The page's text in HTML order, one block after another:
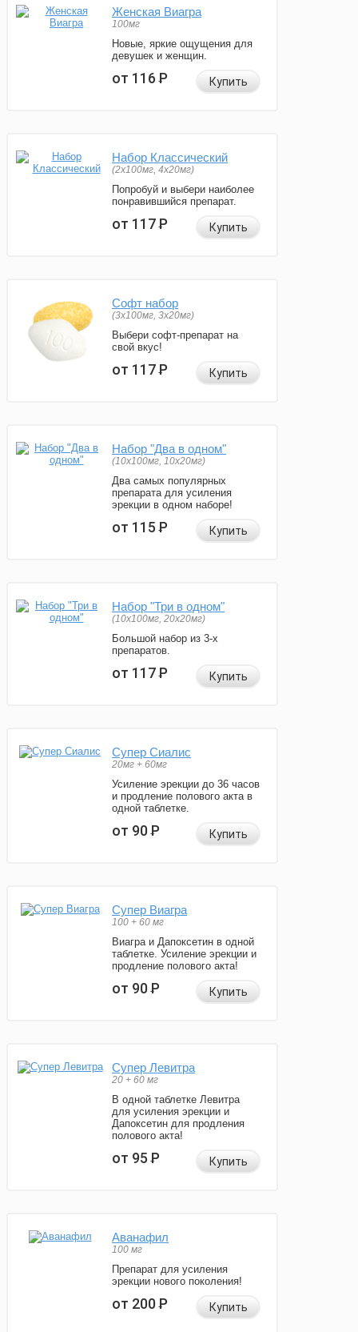
Женская Виагра
100мг
Новые, яркие ощущения для
девушек и женщин.
от 116Р Купить
Набор Классический
(2x100мг, 4x20мг)
Попробуй и выбери наиболее
понравившийся препарат.
от 117Р Купить
Софт набор
(3x100мг, 3x20мг)
Выбери софт-препарат на
свой вкус!
от 117Р Купить
Набор "Два в одном"
(10x100мг, 10x20мг)
Два самых популярных
препарата для усиления
эрекции в одном наборе!
от 115Р Купить
Набор "Три в одном"
(10x100мг, 20x20мг)
Большой набор из 3-х
препаратов.
от 117Р Купить
Супер Сиалис
20мг + 60мг
Усиление эрекции до 36 часов
и продление полового акта в
одной таблетке.
от 90Р Купить
Супер Виагра
100 + 60 мг
Виагра и Дапоксетин в одной
таблетке. Усиление эрекции и
продление полового акта!
от 90Р Купить
Супер Левитра
20 + 60 мг
В одной таблетке Левитра
для усиления эрекции и
Дапоксетин для продления
полового акта!
от 95Р Купить
Аванафил
100 мг
Препарат для усиления
эрекции нового поколения!
от 200Р Купить